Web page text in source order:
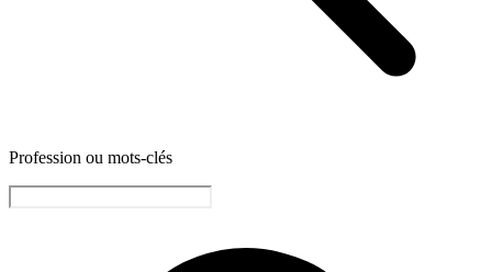
Profession ou mots-clés